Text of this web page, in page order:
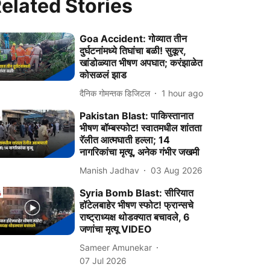
Stories
Goa Accident: गोव्यात तीन
दुर्घटनांमध्ये तिघांचा बळी! सुकूर,
खांडोळ्यात भीषण अपघात; करंझाळेत
कोसळलं झाड
दैनिक गोमन्तक डिजिटल 1 hour ago
Pakistan Blast: पाकिस्तानात
भीषण बॉम्बस्फोट! स्वातमधील शांतता
रॅलीत आत्मघाती हल्ला; 14
नागरिकांचा मृत्यू, अनेक गंभीर जखमी
Manish Jadhav 03 Aug 2026
Syria Bomb Blast: सीरियात
हॉटेलबाहेर भीषण स्फोट! फ्रान्सचे
राष्ट्राध्यक्ष थोडक्यात बचावले, 6
जणांचा मृत्यू VIDEO
Sameer Amunekar
07 Jul 2026